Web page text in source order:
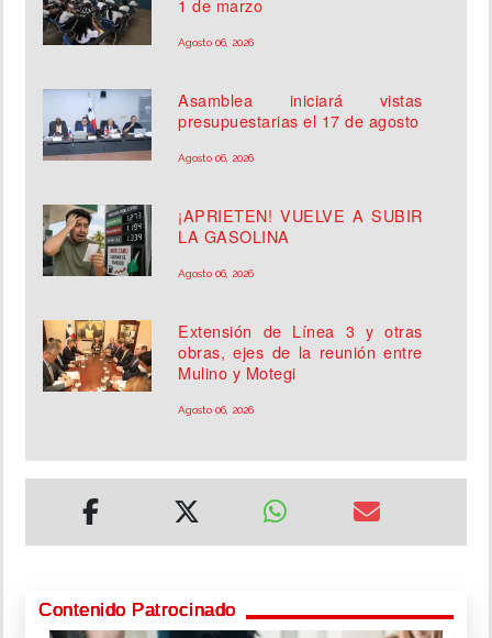
1 de marzo
Agosto 06, 2026
Asamblea iniciará vistas
presupuestarias el 17 de agosto
Agosto 06, 2026
¡APRIETEN! VUELVE A SUBIR
LA GASOLINA
Agosto 06, 2026
Extensión de Línea 3 y otras
obras, ejes de la reunión entre
Mulino y Motegi
Agosto 06, 2026
Contenido Patrocinado